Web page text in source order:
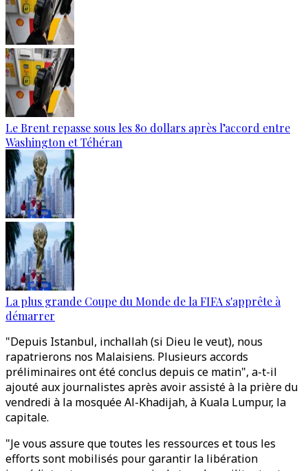
Le Brent repasse sous les 80 dollars après l’accord entre
Washington et Téhéran
La plus grande Coupe du Monde de la FIFA s'apprête à
démarrer
"Depuis Istanbul, inchallah (si Dieu le veut), nous
rapatrierons nos Malaisiens. Plusieurs accords
préliminaires ont été conclus depuis ce matin", a-t-il
ajouté aux journalistes après avoir assisté à la prière du
vendredi à la mosquée Al-Khadijah, à Kuala Lumpur, la
capitale.
"Je vous assure que toutes les ressources et tous les
efforts sont mobilisés pour garantir la libération